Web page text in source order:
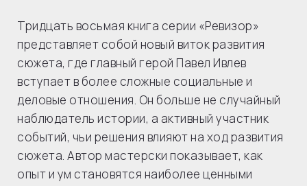
Тридцать восьмая книга серии «Ревизор»
представляет собой новый виток развития
сюжета, где главный герой Павел Ивлев
вступает в более сложные социальные и
деловые отношения. Он больше не случайный
наблюдатель истории, а активный участник
событий, чьи решения влияют на ход развития
сюжета. Автор мастерски показывает, как
опыт и ум становятся наиболее ценными